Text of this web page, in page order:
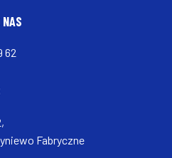
62
Fabryczne